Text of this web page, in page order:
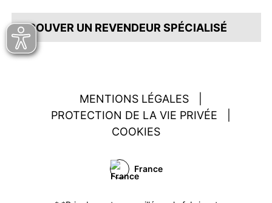
TROUVER UN REVENDEUR SPÉCIALISÉ
MENTIONS LÉGALES
PROTECTION DE LA VIE PRIVÉE
COOKIES
France